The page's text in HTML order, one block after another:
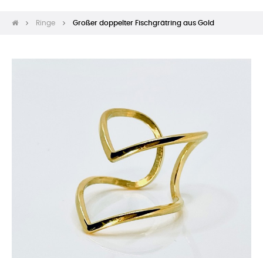
Ringe Großer doppelter Fischgrätring aus Gold